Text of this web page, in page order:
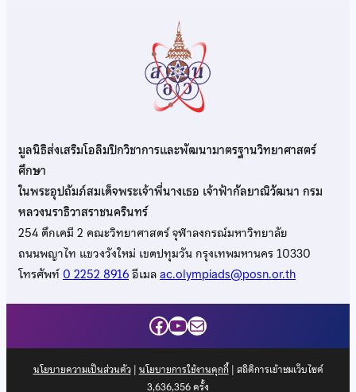
มูลนิธิส่งเสริมโอลิมปิกวิชาการและพัฒนามาตรฐานวิทยาศาสตร์
ศึกษา
ในพระอุปถัมภ์สมเด็จพระเจ้าพี่นางเธอ เจ้าฟ้ากัลยาณิวัฒนา กรม
หลวงนราธิวาสราชนครินทร์
254 ตึกเคมี 2 คณะวิทยาศาสตร์ จุฬาลงกรณ์มหาวิทยาลัย
ถนนพญาไท แขวงวังใหม่ เขตปทุมวัน กรุงเทพมหานคร 10330
โทรศัพท์0 2252 8916อีเมลac.olympiads@posn.or.th
Facebook
YouTube
Mail
นโยบายความเป็นส่วนตัว| นโยบายการใช้งานคุกกี้| สถิติการเข้าชมเว็บไซต์
3,636,356ครั้ง